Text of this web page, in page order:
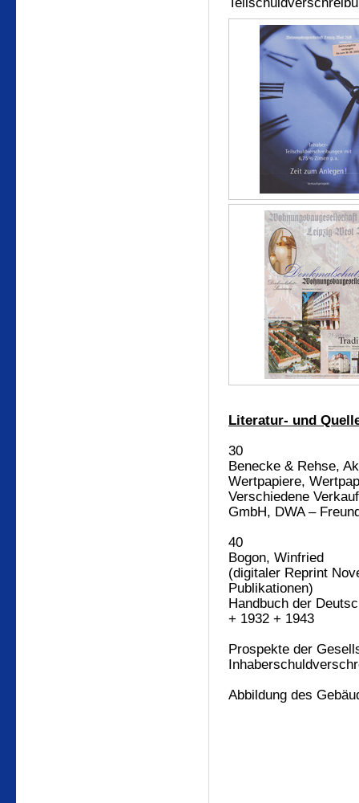
Literatur- und
30
Benecke & Rehse,
Wertpapiere,
Verschiedene
GmbH, DWA –
40
Bogon, Winfried
(digitaler Reprint
Publikationen)
Handbuch der
+ 1932 + 1943
Prospekte der
Abbildung des